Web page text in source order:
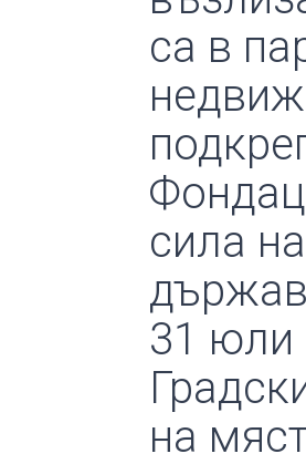
са в
сила
31 юли
на